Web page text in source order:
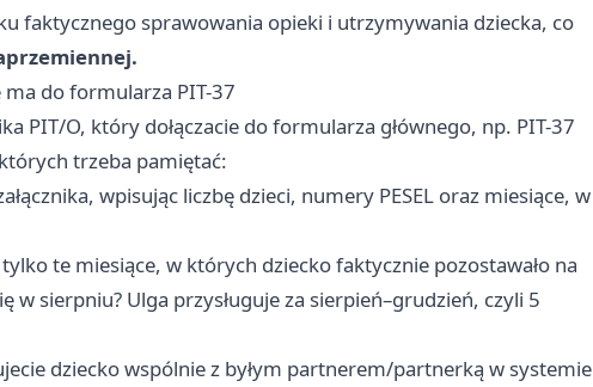
faktycznego sprawowania opieki i utrzymywania dziecka, co
ma do formularza PIT-37
PIT/O, który dołączacie do formularza głównego, np. PIT-37
trzeba pamiętać:
wpisując liczbę dzieci, numery PESEL oraz miesiące, w
te miesiące, w których dziecko faktycznie pozostawało na
w sierpniu? Ulga przysługuje za sierpień–grudzień, czyli 5
dziecko wspólnie z byłym partnerem/partnerką w systemie